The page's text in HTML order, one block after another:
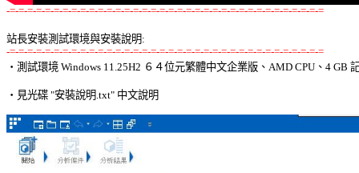
-=-=-=-=-=-=-=-=-=-=-=-=-=-=-=-=-=-=-=-=-=-=-=-=-=-=-=-=-=-=-=-=-=-=-=-=
站長安裝測試環境與安裝說明:
-=-=-=-=-=-=-=-=-=-=-=-=-=-=-=-=-=-=-=-=-=-=-=-=-=-=-=-=-=-=-=-=-=-=-=-=
‧測試環境 Windows 11.25H2 ６４位元繁體中文企業版、AMD CPU、4 GB
‧見光碟 "安裝說明.txt" 中文說明